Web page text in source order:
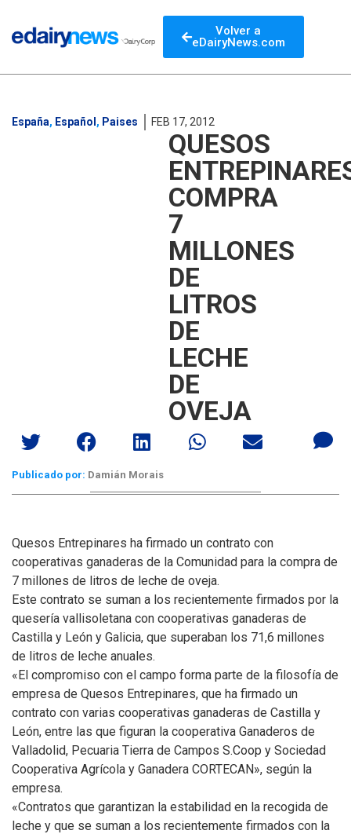
Volver a
eDairyNews.com
España, Español , Paises FEB 17, 2012
QUESOS
COMPRA
7
MILLONES
DE
LITROS
DE
LECHE
DE
OVEJA
Publicado por: Damián Morais
Quesos Entrepinares ha firmado un contrato con
cooperativas ganaderas de la Comunidad para la compra de
7 millones de litros de leche de oveja.
Este contrato se suman a los recientemente firmados por la
quesería vallisoletana con cooperativas ganaderas de
Castilla y León y Galicia, que superaban los 71,6 millones
de litros de leche anuales.
«El compromiso con el campo forma parte de la filosofía de
empresa de Quesos Entrepinares, que ha firmado un
contrato con varias cooperativas ganaderas de Castilla y
León, entre las que figuran la cooperativa Ganaderos de
Valladolid, Pecuaria Tierra de Campos S.Coop y Sociedad
Cooperativa Agrícola y Ganadera CORTECAN», según la
empresa.
«Contratos que garantizan la estabilidad en la recogida de
leche y que se suman a los recientemente firmados con la